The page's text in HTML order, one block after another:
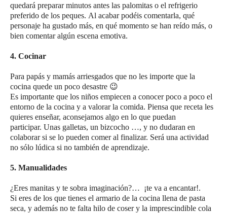
quedará preparar minutos antes las palomitas o el refrigerio
preferido de los peques. Al acabar podéis comentarla, qué
personaje ha gustado más, en qué momento se han reído más, o
bien comentar algún escena emotiva.
4. Cocinar
Para papás y mamás arriesgados que no les importe que la
cocina quede un poco desastre 😉
Es importante que los niños empiecen a conocer poco a poco el
entorno de la cocina y a valorar la comida. Piensa que receta les
quieres enseñar, aconsejamos algo en lo que puedan
participar. Unas galletas, un bizcocho …, y no dudaran en
colaborar si se lo pueden comer al finalizar. Será una actividad
no sólo lúdica si no también de aprendizaje.
5. Manualidades
¿Eres manitas y te sobra imaginación?… ¡te va a encantar!.
Si eres de los que tienes el armario de la cocina llena de pasta
seca, y además no te falta hilo de coser y la imprescindible cola